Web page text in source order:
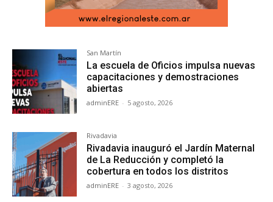
San Martín
La escuela de Oficios impulsa nuevas
capacitaciones y demostraciones
abiertas
adminERE - 5 agosto, 2026
Rivadavia
Rivadavia inauguró el Jardín Maternal
de La Reducción y completó la
cobertura en todos los distritos
adminERE - 3 agosto, 2026